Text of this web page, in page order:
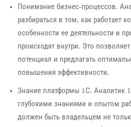
Понимание бизнес-процессов.
разбираться в том, как работает
особенности ее деятельности и
происходят внутри. Это
потенциал и предлагать
повышения эффективности.
Знание платформы 1С. Аналитик
глубокими знаниями и опытом
должен быть владельцем не